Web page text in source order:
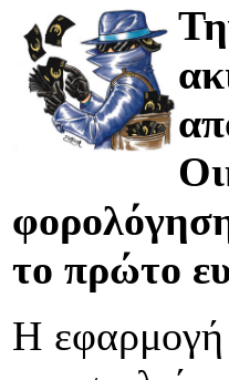
το πρώτο
Η εφαρμογή